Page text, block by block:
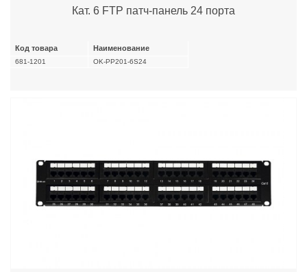
Кат. 6 FTP патч-панель 24 порта
Код товара Наименование
681-1201 OK-PP201-6S24